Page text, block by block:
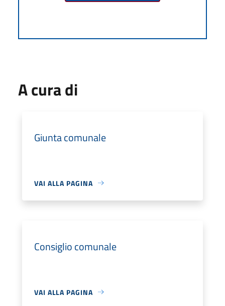
A cura di
Giunta comunale
VAI ALLA PAGINA
Consiglio comunale
VAI ALLA PAGINA